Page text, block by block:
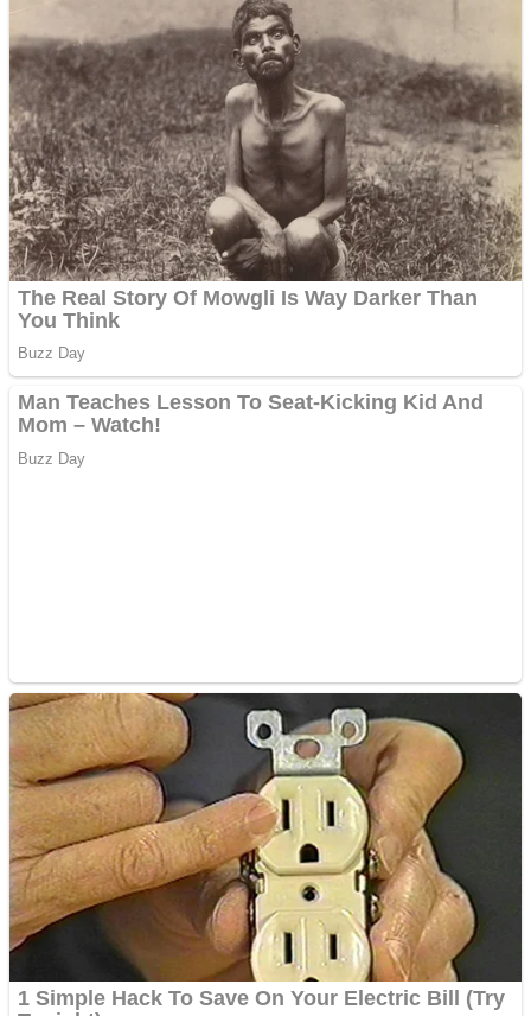
Pastorul Liviu Radu a
trecut la Domnul
Anchetă incendiară la
Gherla, polițist acuzat de
Răcitor de apă CW5000
pentru freze cu laser fără
Cutit cositoare KUHN